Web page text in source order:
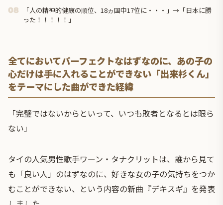
08
「人の精神的健康の順位、18ヵ国中17位に・・・」→「日本に勝
った！！！！！」
全てにおいてパーフェクトなはずなのに、あの子の
心だけは手に入れることができない「出来杉くん」
をテーマにした曲ができた経緯
「完璧ではないからといって、いつも敗者となるとは限ら
ない」
タイの人気男性歌手ワーン・タナクリットは、誰から見て
も「良い人」のはずなのに、好きな女の子の気持ちをつか
むことができない、という内容の新曲『デキスギ』を発表